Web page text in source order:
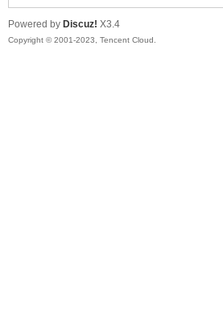
Powered by Discuz! X3.4
Copyright © 2001-2023, Tencent Cloud.